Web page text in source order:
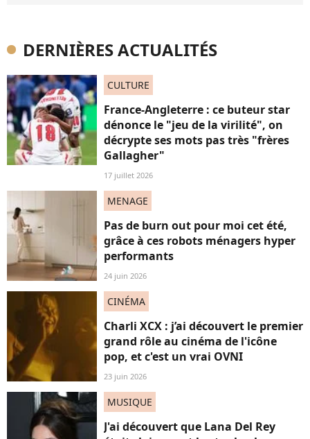
DERNIÈRES ACTUALITÉS
CULTURE
France-Angleterre : ce buteur star
dénonce le "jeu de la virilité", on
décrypte ses mots pas très "frères
Gallagher"
17 juillet 2026
MENAGE
Pas de burn out pour moi cet été,
grâce à ces robots ménagers hyper
performants
24 juin 2026
CINÉMA
Charli XCX : j’ai découvert le premier
grand rôle au cinéma de l'icône
pop, et c'est un vrai OVNI
23 juin 2026
MUSIQUE
J'ai découvert que Lana Del Rey